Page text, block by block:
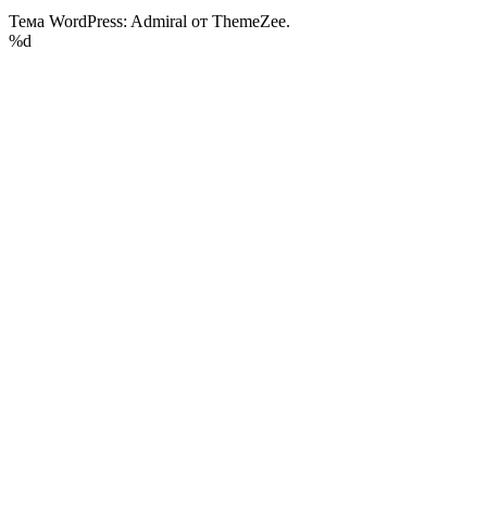
Тема WordPress: Admiral от ThemeZee.
%d